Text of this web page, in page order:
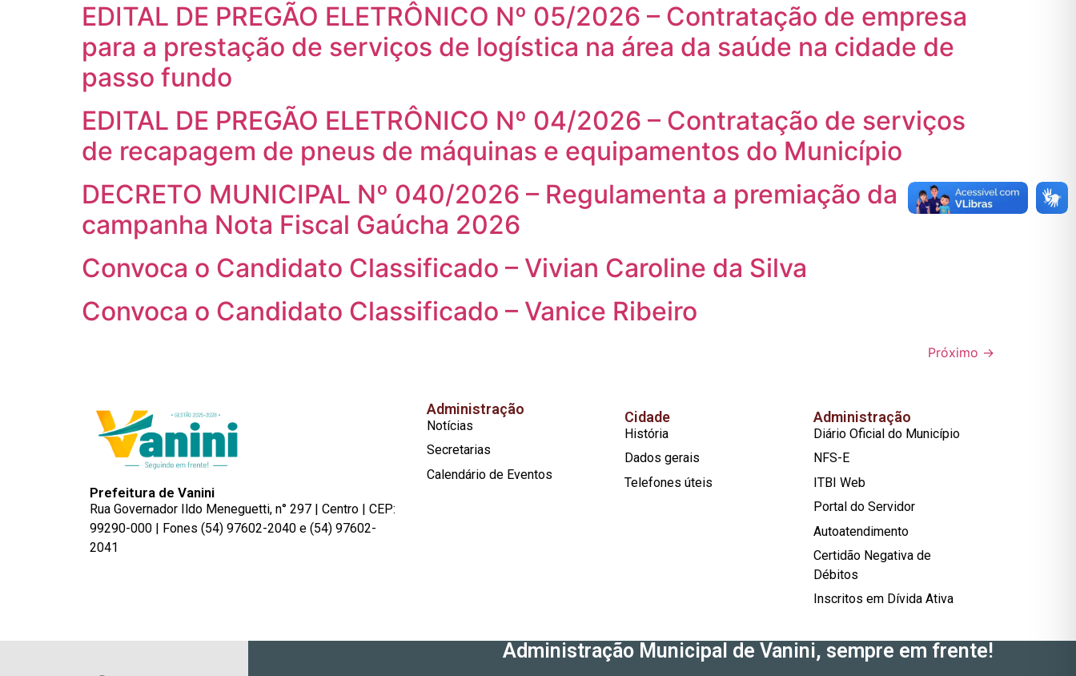
EDITAL DE PREGÃO ELETRÔNICO Nº 05/2026 – Contratação de empresa
para a prestação de serviços de logística na área da saúde na cidade de
passo fundo
EDITAL DE PREGÃO ELETRÔNICO Nº 04/2026 – Contratação de serviços
de recapagem de pneus de máquinas e equipamentos do Município
DECRETO MUNICIPAL Nº 040/2026 – Regulamenta a premiação da
campanha Nota Fiscal Gaúcha 2026
Convoca o Candidato Classificado – Vivian Caroline da Silva
Convoca o Candidato Classificado – Vanice Ribeiro
Próximo →
Prefeitura de Vanini
Rua Governador Ildo Meneguetti, n° 297 | Centro | CEP:
99290-000 | Fones (54) 97602-2040 e (54) 97602-
2041
Administração
Notícias
Secretarias
Calendário de Eventos
Cidade
História
Dados gerais
Telefones úteis
Administração
Diário Oficial do Município
NFS-E
ITBI Web
Portal do Servidor
Autoatendimento
Certidão Negativa de
Débitos
Inscritos em Dívida Ativa
Administração Municipal de Vanini, sempre em frente!